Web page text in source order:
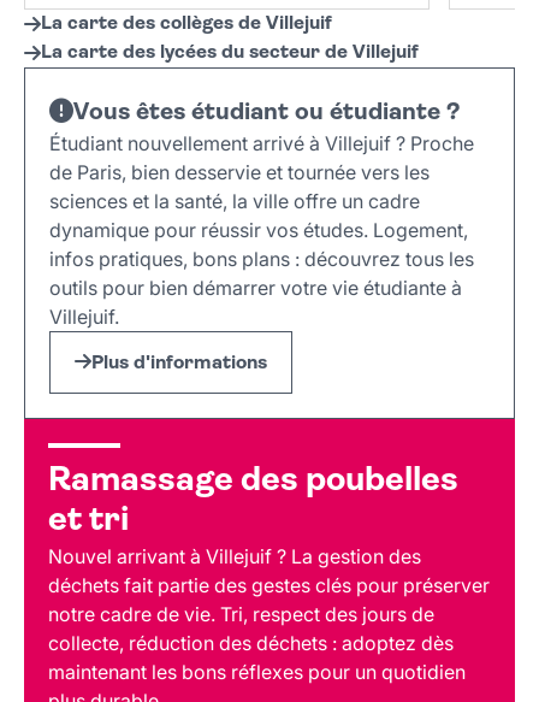
La carte des collèges de Villejuif
La carte des lycées du secteur de Villejuif
Vous êtes étudiant ou étudiante ?
Étudiant nouvellement arrivé à Villejuif ? Proche
de Paris, bien desservie et tournée vers les
sciences et la santé, la ville offre un cadre
dynamique pour réussir vos études. Logement,
infos pratiques, bons plans : découvrez tous les
outils pour bien démarrer votre vie étudiante à
Villejuif.
Plus d'informations
Ramassage des poubelles
et tri
Nouvel arrivant à Villejuif ? La gestion des
déchets fait partie des gestes clés pour préserver
notre cadre de vie. Tri, respect des jours de
collecte, réduction des déchets : adoptez dès
maintenant les bons réflexes pour un quotidien